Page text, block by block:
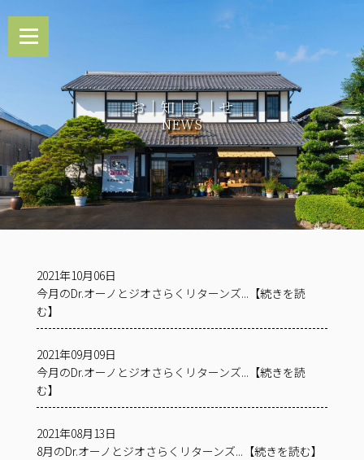
お｜知｜ら｜せ
NEWS
2021年10月06日
今月のDr.オーノとジオさらくリターンズ...【続きを読
む】
2021年09月09日
今月のDr.オーノとジオさらくリターンズ...【続きを読
む】
2021年08月13日
8月のDr.オーノとジオさらくリターンズ...【続きを読む】